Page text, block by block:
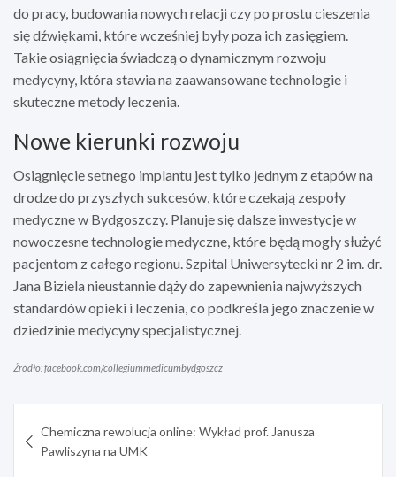
do pracy, budowania nowych relacji czy po prostu cieszenia
się dźwiękami, które wcześniej były poza ich zasięgiem.
Takie osiągnięcia świadczą o dynamicznym rozwoju
medycyny, która stawia na zaawansowane technologie i
skuteczne metody leczenia.
Nowe kierunki rozwoju
Osiągnięcie setnego implantu jest tylko jednym z etapów na
drodze do przyszłych sukcesów, które czekają zespoły
medyczne w Bydgoszczy. Planuje się dalsze inwestycje w
nowoczesne technologie medyczne, które będą mogły służyć
pacjentom z całego regionu. Szpital Uniwersytecki nr 2 im. dr.
Jana Biziela nieustannie dąży do zapewnienia najwyższych
standardów opieki i leczenia, co podkreśla jego znaczenie w
dziedzinie medycyny specjalistycznej.
Źródło: facebook.com/collegiummedicumbydgoszcz
wpisu
Chemiczna rewolucja online: Wykład prof. Janusza
Pawliszyna na UMK